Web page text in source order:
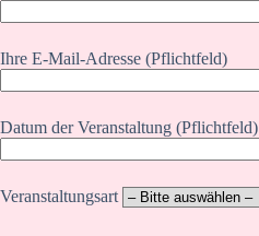
Ihre E-Mail-Adresse (Pflichtfeld)
Datum der Veranstaltung (Pflichtfeld)
Veranstaltungsart